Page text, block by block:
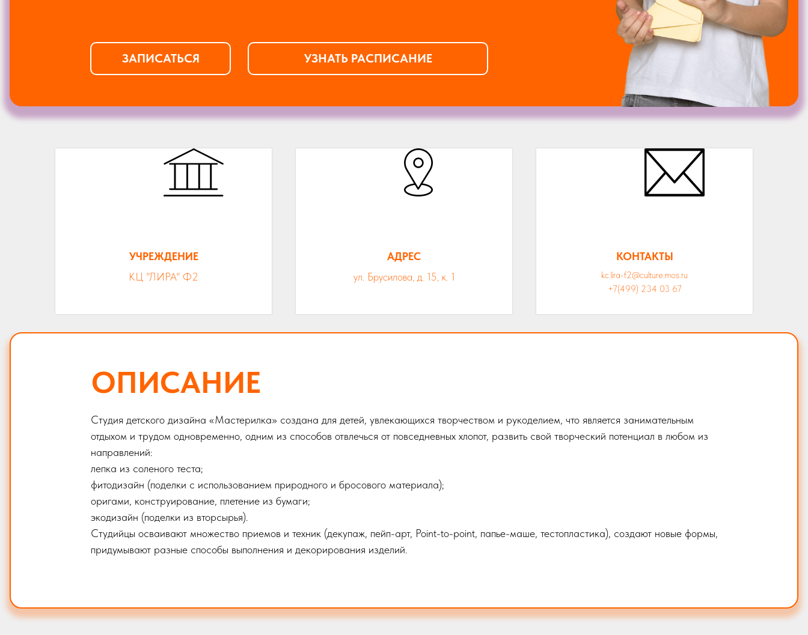
УЗНАТЬ РАСПИСАНИЕ
ЗАПИСАТЬСЯ
УЧРЕЖДЕНИЕ
КЦ "ЛИРА" Ф2
АДРЕС
ул. Брусилова, д. 15, к. 1
КОНТАКТЫ
kc.lira-f2@culture.mos.ru
+7(499) 234 03 67
ОПИСАНИЕ
Студия детского дизайна «Мастерилка» создана для детей, увлекающихся творчеством и рукоделием, что является занимательным
отдыхом и трудом одновременно, одним из способов отвлечься от повседневных хлопот, развить свой творческий потенциал в любом из
направлений:
лепка из соленого теста;
фитодизайн (поделки с использованием природного и бросового материала);
оригами, конструирование, плетение из бумаги;
экодизайн (поделки из вторсырья).
Студийцы осваивают множество приемов и техник (декупаж, пейп-арт, Point-to-point, папье-маше, тестопластика), создают новые формы,
придумывают разные способы выполнения и декорирования изделий.